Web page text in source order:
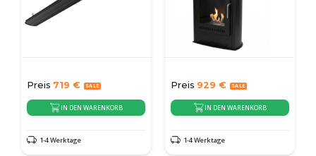
Preis 719 €
IN DEN WARENKORB
1-4 Werktage
Preis 929 €
IN DEN WARENKORB
1-4 Werktage